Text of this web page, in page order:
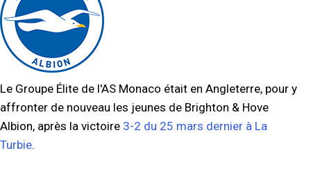
Le Groupe Élite de l'AS Monaco était en Angleterre, pour y
affronter de nouveau les jeunes de Brighton & Hove
Albion, après la victoire 3-2 du 25 mars dernier à La
Turbie.